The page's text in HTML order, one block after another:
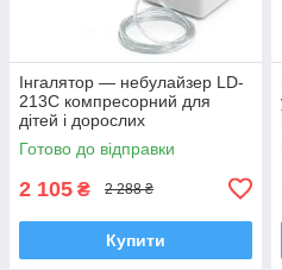
Інгалятор — небулайзер LD-
213C компресорний для
дітей і дорослих
Готово до відправки
2 105 ₴ 2 288 ₴
Купити